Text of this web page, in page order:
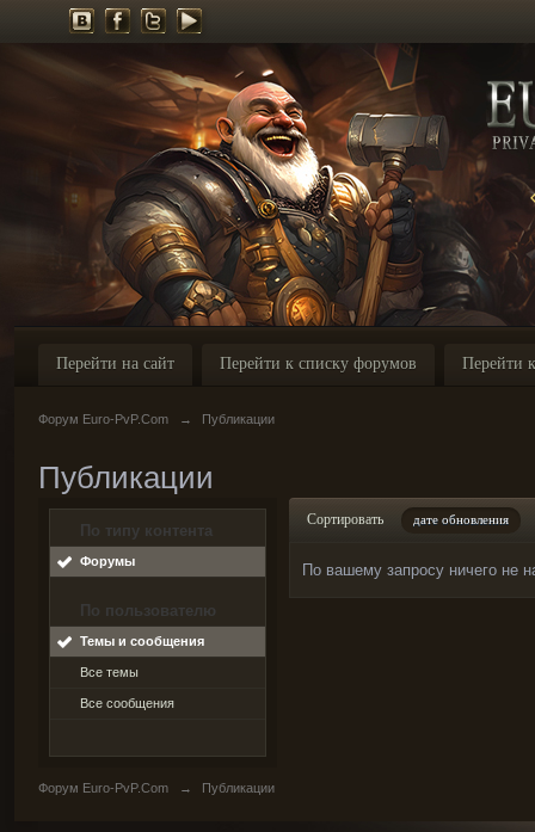
Перейти на сайт Перейти к списку форумов Перейти
Форум Euro-PvP.Com → Публикации
Публикации
По типу контента
Форумы
По пользователю
Темы и сообщения
Все темы
Все сообщения
Сортировать дате обновления
По вашему запросу ничего не
Форум Euro-PvP.Com → Публикации